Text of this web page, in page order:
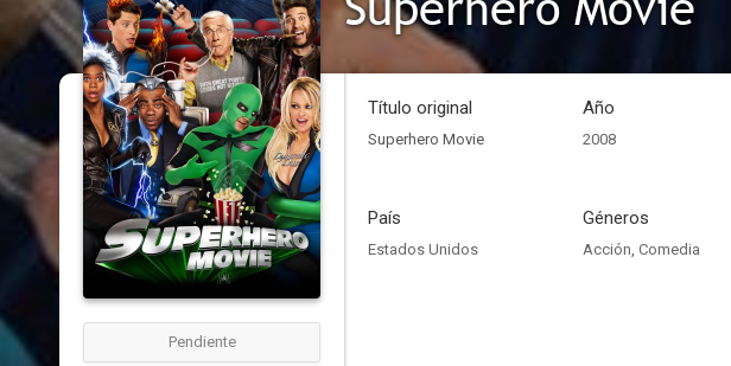
Pendiente
Título original
Superhero Movie
Año
2008
País
Estados Unidos
Géneros
Acción, Comedia